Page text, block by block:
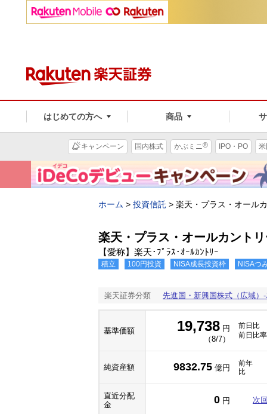
はじめての方へ 商品
キャンペーン 国内株式 かぶミニ® IPO・PO
ホーム > 投資信託 > 楽天・プラス・オール
楽天・プラス・オールカント
【愛称】楽天･ﾌﾟﾗｽ･ｵｰﾙｶﾝﾄﾘｰ
積立 100円投資 NISA成長投資枠 NISAつ
楽天証券分類 先進国・新興国株式（広域）
基準価額 19,738 円
（8/7）
前日比
前日比率
純資産額 9832.75 億円
前年
比
直近分配
金
0 円 次